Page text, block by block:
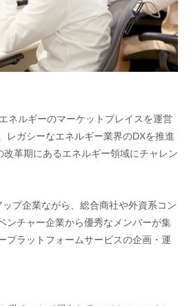
ネルギーのマーケットプレイスを運営
レガシーなエネルギー業界のDXを推進
革期にあるエネルギー領域にチャレン
プ企業ながら、総合商社や外資系コン
ンチャー企業から優秀なメンバーが集
プラットフォームサービスの企画・運